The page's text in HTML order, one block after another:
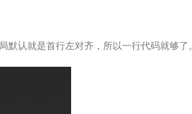
认就是首行左对齐，所以一行代码就够了。